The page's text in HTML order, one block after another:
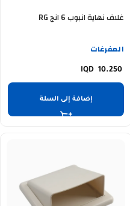
غلاف نهاية انبوب 6 انج RG
المفرغات
10.250
إضافة إلى السلة